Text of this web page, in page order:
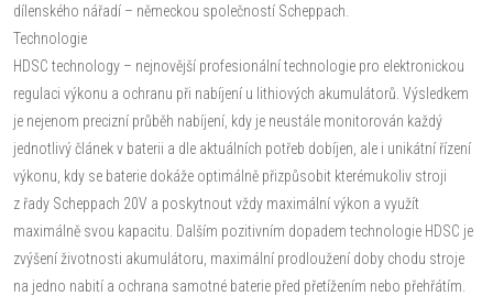
dílenského nářadí – německou společností Scheppach.
Technologie
HDSC technology – nejnovější profesionální technologie pro elektronickou
regulaci výkonu a ochranu při nabíjení u lithiových akumulátorů. Výsledkem
je nejenom precizní průběh nabíjení, kdy je neustále monitorován každý
jednotlivý článek v baterii a dle aktuálních potřeb dobíjen, ale i unikátní řízení
výkonu, kdy se baterie dokáže optimálně přizpůsobit kterémukoliv stroji
z řady Scheppach 20V a poskytnout vždy maximální výkon a využít
maximálně svou kapacitu. Dalším pozitivním dopadem technologie HDSC je
zvýšení životnosti akumulátoru, maximální prodloužení doby chodu stroje
na jedno nabití a ochrana samotné baterie před přetížením nebo přehřátím.